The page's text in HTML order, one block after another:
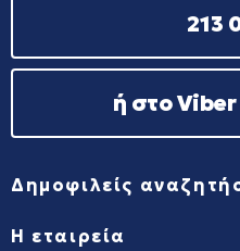
213
ή στο
Δημοφιλείς
Η εταιρεία